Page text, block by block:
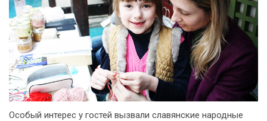
Особый интерес у гостей вызвали славянские народные